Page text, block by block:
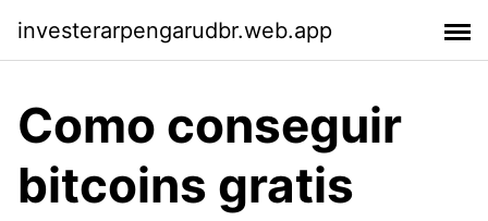
investerarpengarudbr.web.app
Como conseguir
bitcoins gratis